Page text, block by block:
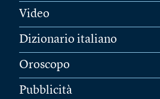
Video
Dizionario italiano
Oroscopo
Pubblicità